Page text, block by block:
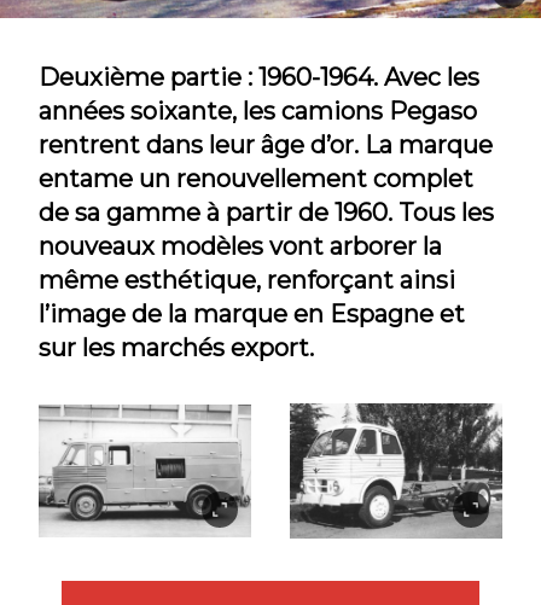
Deuxième partie : 1960-1964. Avec les
années soixante, les camions Pegaso
rentrent dans leur âge d’or. La marque
entame un renouvellement complet
de sa gamme à partir de 1960. Tous les
nouveaux modèles vont arborer la
même esthétique, renforçant ainsi
l’image de la marque en Espagne et
sur les marchés export.